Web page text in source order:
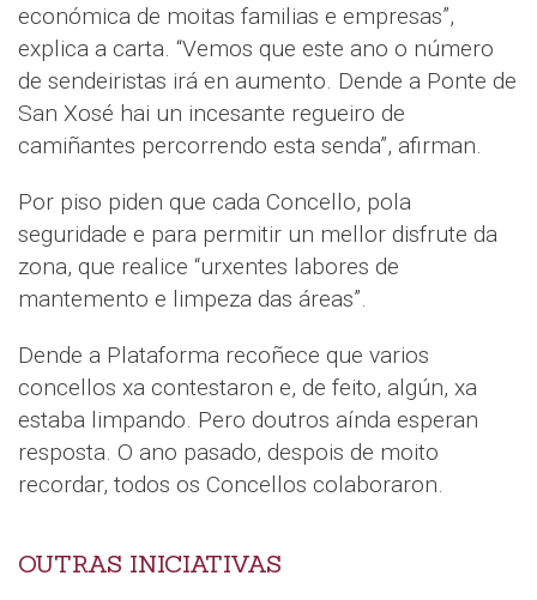
económica de moitas familias e empresas”,
explica a carta. “Vemos que este ano o número
de sendeiristas irá en aumento. Dende a Ponte de
San Xosé hai un incesante regueiro de
camiñantes percorrendo esta senda”, afirman.
Por piso piden que cada Concello, pola
seguridade e para permitir un mellor disfrute da
zona, que realice “urxentes labores de
mantemento e limpeza das áreas”.
Dende a Plataforma recoñece que varios
concellos xa contestaron e, de feito, algún, xa
estaba limpando. Pero doutros aínda esperan
resposta. O ano pasado, despois de moito
recordar, todos os Concellos colaboraron.
OUTRAS INICIATIVAS